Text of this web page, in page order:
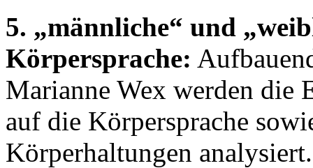
5. „männliche“ und
Körpersprache:
Marianne Wex werden die
auf die Körpersprache
Körperhaltungen analysiert.